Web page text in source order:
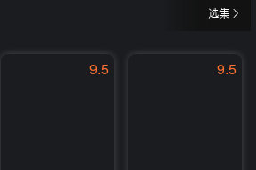
选集
9.5 9.5